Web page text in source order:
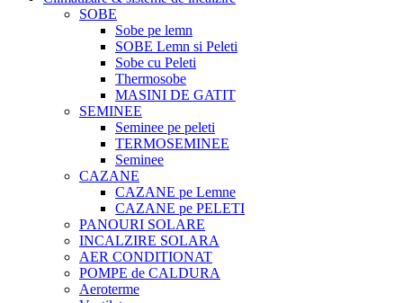
SOBE
Sobe pe lemn
SOBE Lemn si Peleti
Sobe cu Peleti
Thermosobe
MASINI DE GATIT
SEMINEE
Seminee pe peleti
TERMOSEMINEE
Seminee
CAZANE
CAZANE pe Lemne
CAZANE pe PELETI
PANOURI SOLARE
INCALZIRE SOLARA
AER CONDITIONAT
POMPE de CALDURA
Aeroterme